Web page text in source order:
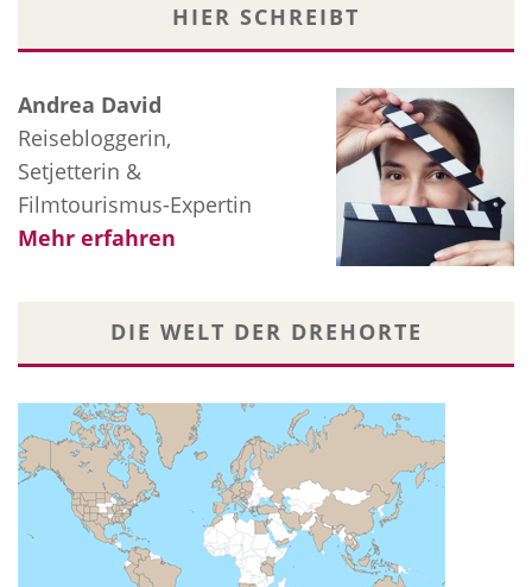
HIER SCHREIBT
Andrea David
Reisebloggerin,
Setjetterin &
Filmtourismus-Expertin
Mehr erfahren
DIE WELT DER DREHORTE